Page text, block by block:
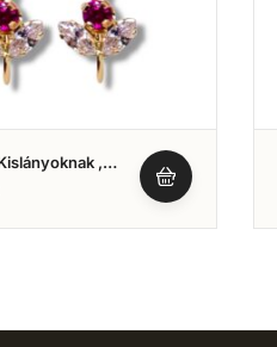
,
És Fehér Színű
(Nr.11)